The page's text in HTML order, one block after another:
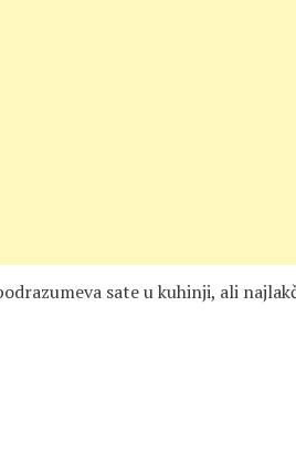
sate u kuhinji, ali